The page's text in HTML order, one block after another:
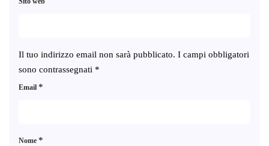
Il tuo indirizzo email non sarà pubblicato. I campi obbligatori
sono contrassegnati *
Nome *
Email *